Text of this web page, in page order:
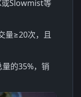
或Slowmist等
量≥20次，且
的35%，销